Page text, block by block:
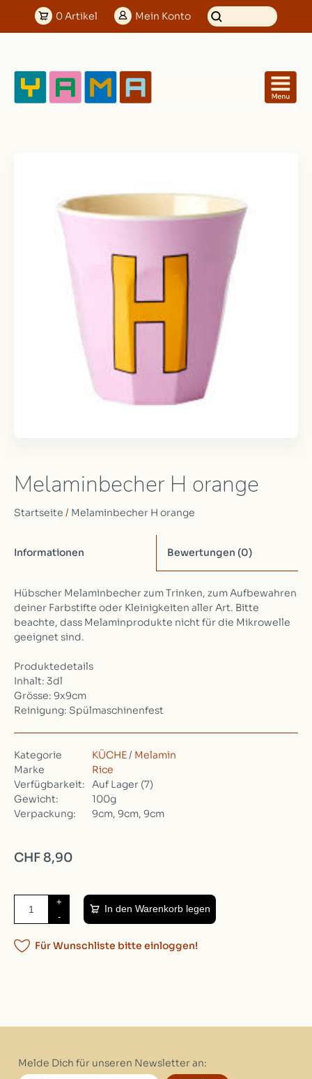
0Artikel Mein Konto
Melaminbecher H orange
Startseite / Melaminbecher H orange
Informationen Bewertungen (0)
Hübscher Melaminbecher zum Trinken, zum Aufbewahren
deiner Farbstifte oder Kleinigkeiten aller Art. Bitte
beachte, dass Melaminprodukte nicht für die Mikrowelle
geeignet sind.
Produktedetails
Inhalt: 3dl
Grösse: 9x9cm
Reinigung: Spülmaschinenfest
Kategorie KÜCHE / Melamin
Marke
Rice
Verfügbarkeit:
Auf Lager (7)
Gewicht:
100g
Verpackung:
9cm, 9cm, 9cm
CHF 8,90
+
-
In den Warenkorb legen
Für Wunschliste bitte einloggen!
Melde Dich für unseren Newsletter an: